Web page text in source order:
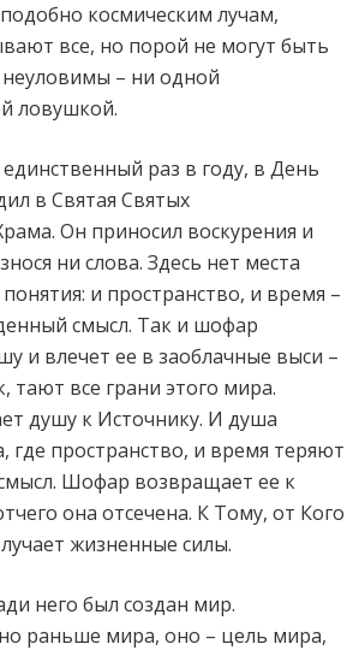
космическим лучам,
все, но порой не могут быть
– ни одной
ловушкой.
раз в году, в День
в Святая Святых
Он приносил воскурения и
ни слова. Здесь нет места
и пространство, и время –
смысл. Так и шофар
и влечет ее в заоблачные выси –
тают все грани этого мира.
душу к Источнику. И душа
где пространство, и время теряют
Шофар возвращает ее к
она отсечена. К Тому, от Кого
жизненные силы.
него был создан мир.
раньше мира, оно – цель мира,